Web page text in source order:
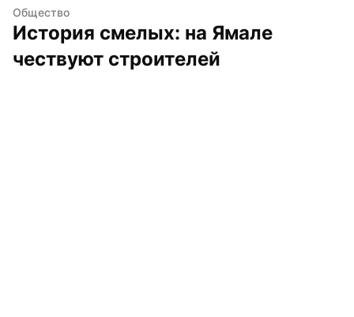
Общество
История смелых: на Ямале
чествуют строителей